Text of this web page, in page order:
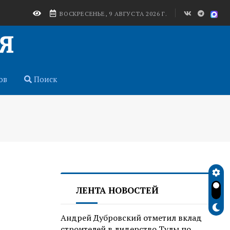
ВОСКРЕСЕНЬЕ, 9 АВГУСТА 2026 Г.
Поиск
ЛЕНТА НОВОСТЕЙ
Андрей Дубровский отметил вклад